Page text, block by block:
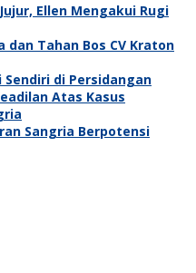
Ellen Mengakui Rugi
Tahan Bos CV Kraton
di Persidangan
Atas Kasus
Sangria Berpotensi